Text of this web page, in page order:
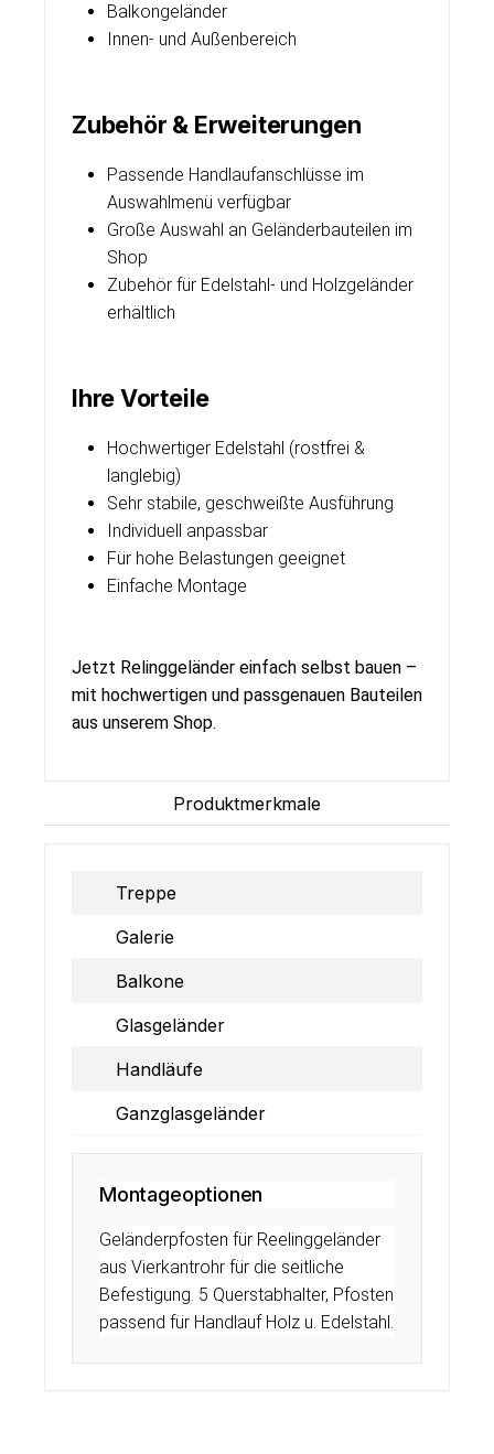
Balkongeländer
Innen- und Außenbereich
Zubehör & Erweiterungen
Passende Handlaufanschlüsse im
Auswahlmenü verfügbar
Große Auswahl an Geländerbauteilen im
Shop
Zubehör für Edelstahl- und Holzgeländer
erhältlich
Ihre Vorteile
Hochwertiger Edelstahl (rostfrei &
langlebig)
Sehr stabile, geschweißte Ausführung
Individuell anpassbar
Für hohe Belastungen geeignet
Einfache Montage
Jetzt Relinggeländer einfach selbst bauen –
mit hochwertigen und passgenauen Bauteilen
aus unserem Shop.
Produktmerkmale
Treppe
Galerie
Balkone
Glasgeländer
Handläufe
Ganzglasgeländer
Montageoptionen
Geländerpfosten für Reelinggeländer
aus Vierkantrohr für die seitliche
Befestigung. 5 Querstabhalter, Pfosten
passend für Handlauf Holz u. Edelstahl.